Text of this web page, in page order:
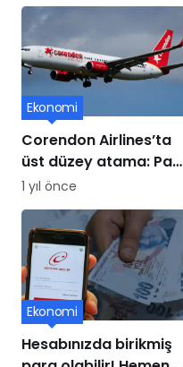
Corendon Airlines’ta
üst düzey atama: Paul
Schwaiger yeni CCO
oldu
Ekonomi
1 yıl önce
Hesabınızda birikmiş
Ekonomi